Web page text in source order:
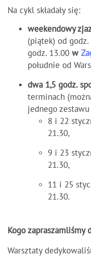
Na cykl składały się:
weekendowy
(piątek) od
godz. 13.00 w
południe od
dwa 1,5 godz.
terminach
jednego
8 i 22
21.30,
9 i 23
21.30,
11 i 25
21.30.
Kogo zapraszamliśmy
Warsztaty